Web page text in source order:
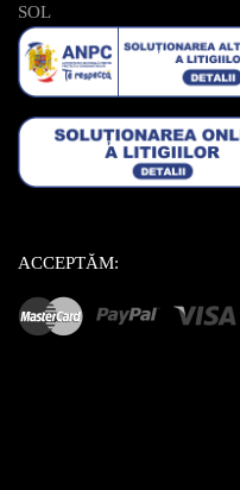
SOL
ACCEPTĂM: